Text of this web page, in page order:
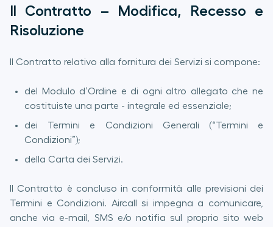
Il Contratto – Modifica, Recesso e
Risoluzione
Il Contratto relativo alla fornitura dei Servizi si compone:
del Modulo d’Ordine e di ogni altro allegato che ne
costituiste una parte - integrale ed essenziale;
dei Termini e Condizioni Generali (“Termini e
Condizioni”);
della Carta dei Servizi.
Il Contratto è concluso in conformità alle previsioni dei
Termini e Condizioni. Aircall si impegna a comunicare,
anche via e-mail, SMS e/o notifia sul proprio sito web